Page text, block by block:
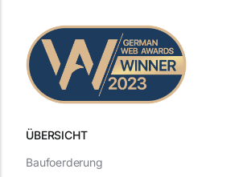
ÜBERSICHT
Baufoerderung